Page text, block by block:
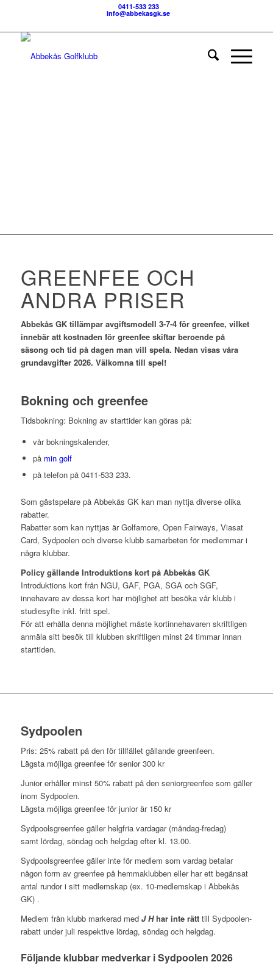
0411-533 233
info@abbekasgk.se
GREENFEE OCH
ANDRA PRISER
Abbekås GK tillämpar avgiftsmodell 3-7-4 för greenfee, vilket
innebär att kostnaden för greenfee skiftar beroende på
säsong och tid på dagen man vill spela. Nedan visas våra
grundavgifter 2026. Välkomna till spel!
Bokning och greenfee
Tidsbokning: Bokning av starttider kan göras på:
vår bokningskalender,
på min golf
på telefon på 0411-533 233.
Som gästspelare på Abbekås GK kan man nyttja diverse olika
rabatter.
Rabatter som kan nyttjas är Golfamore, Open Fairways, Viasat
Card, Sydpoolen och diverse klubb samarbeten för medlemmar i
några klubbar.
Policy gällande Introduktions kort på Abbekås GK
Introduktions kort från NGU, GAF, PGA, SGA och SGF,
innehavare av dessa kort har möjlighet att besöka vår klubb i
studiesyfte inkl. fritt spel.
För att erhålla denna möjlighet måste kortinnehavaren skriftligen
anmäla sitt besök till klubben skriftligen minst 24 timmar innan
starttiden.
Sydpoolen
Pris: 25% rabatt på den för tillfället gällande greenfeen.
Lägsta möjliga greenfee för senior 300 kr
Junior erhåller minst 50% rabatt på den seniorgreenfee som gäller
inom Sydpoolen.
Lägsta möjliga greenfee för junior är 150 kr
Sydpoolsgreenfee gäller helgfria vardagar (måndag-fredag)
samt lördag, söndag och helgdag efter kl. 13.00.
Sydpoolsgreenfee gäller inte för medlem som vardag betalar
någon form av greenfee på hemmaklubben eller har ett begänsat
antal rundor i sitt medlemskap (ex. 10-medlemskap i Abbekås
GK) .
Medlem från klubb markerad med J Hhar inte rätttill Sydpoolen-
rabatt under juli respektive lördag, söndag och helgdag.
Följande klubbar medverkar i Sydpoolen 2026